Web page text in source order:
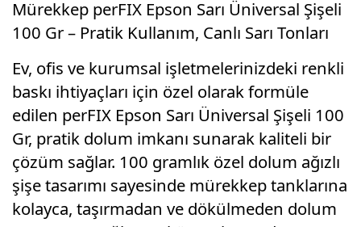
Mürekkep perFIX Epson Sarı Üniversal Şişeli
100 Gr – Pratik Kullanım, Canlı Sarı Tonları
Ev, ofis ve kurumsal işletmelerinizdeki renkli
baskı ihtiyaçları için özel olarak formüle
edilen perFIX Epson Sarı Üniversal Şişeli 100
Gr, pratik dolum imkanı sunarak kaliteli bir
çözüm sağlar. 100 gramlık özel dolum ağızlı
şişe tasarımı sayesinde mürekkep tanklarına
kolayca, taşırmadan ve dökülmeden dolum